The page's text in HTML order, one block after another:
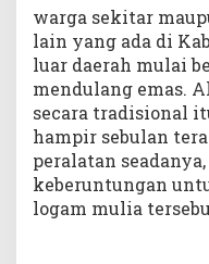
warga sekitar
lain yang ada di
luar daerah mulai
mendulang emas.
secara tradisional
hampir sebulan
peralatan
keberuntungan
logam mulia